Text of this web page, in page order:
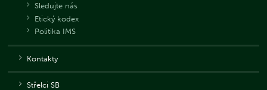
Sledujte nás
Etický kodex
Politika IMS
Kontakty
Střelci SB